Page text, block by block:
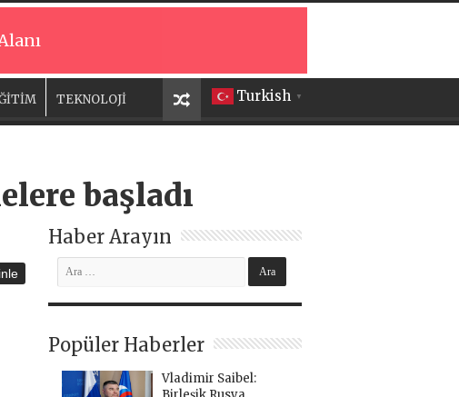
Turkish ▼
TEKNOLOJİ
başladı
Haber Arayın
Popüler Haberler
Vladimir Saibel: